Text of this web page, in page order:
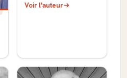
Voir l'auteur